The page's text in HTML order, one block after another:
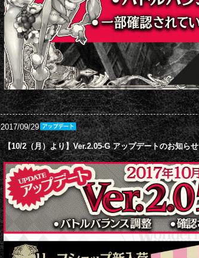
2017/09/29
【10/2（月）より】Ver.2.05-G アップデートのお知らせ